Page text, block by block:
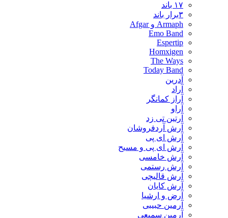
۱۷ باند
۳برار باند
Armaph و Afgar
Emo Band
Espertip
Homxigen
The Ways
Today Band
آدرین
آراد
آراز کمانگر
آراو
آرتین تی زد
آرش آردفروشان
آرش ای پی
آرش ای پی و مسیح
آرش خامسی
آرش رستمی
آرش قالیچی
آرش کایان
​آرض و ارشیا
آرمین حبیبی
آرمین سمیعی